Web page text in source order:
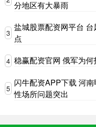
分地区有大暴雨
3
盐城股票配资网平台 台
点
4 稳赢配资官网 俄军为
5
闪牛配资APP下载 河
性场所问题突出